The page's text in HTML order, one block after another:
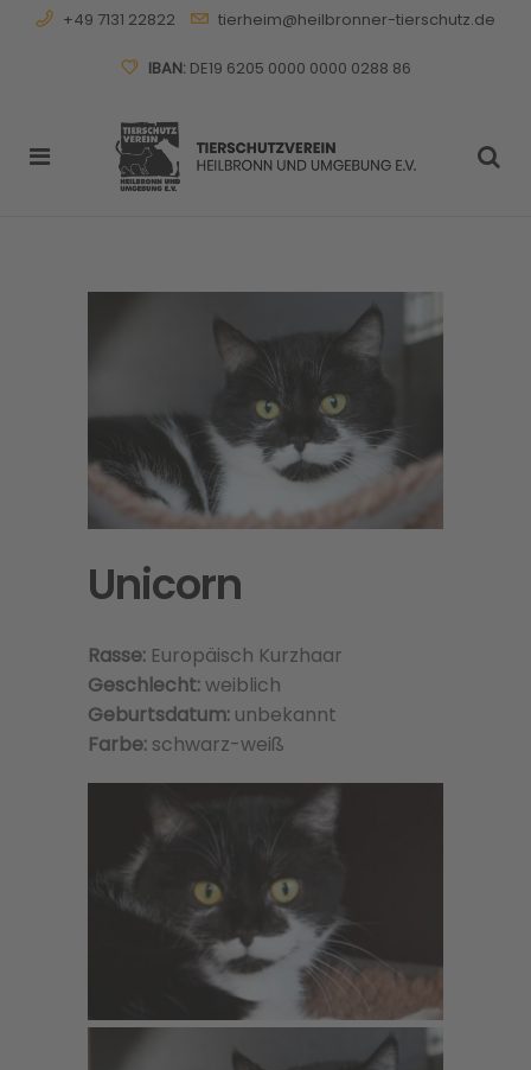
+49 7131 22822 tierheim@heilbronner-tierschutz.de
IBAN:DE19 6205 0000 0000 0288 86
Unicorn
Rasse: Europäisch Kurzhaar
Geschlecht:weiblich
Geburtsdatum: unbekannt
Farbe: schwarz-weiß